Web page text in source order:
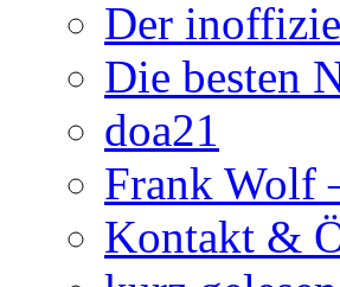
Der
Die besten
doa21
Frank Wolf
Kontakt &